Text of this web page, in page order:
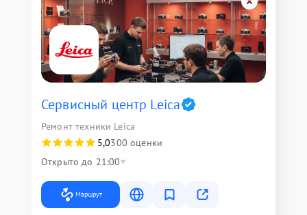
Сервисный центр Leica
Ремонт техники Leica
5,0300 оценки
Открыто до 21:00
Маршрут